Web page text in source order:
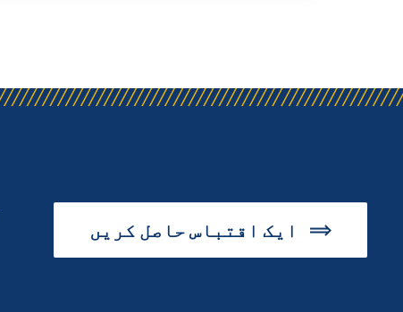
ایک اقتباس حاصل کریں